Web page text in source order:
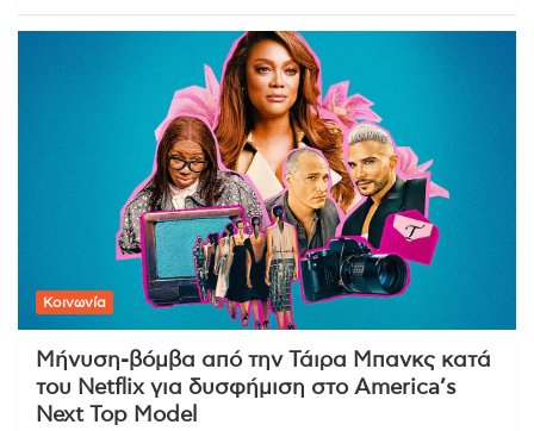
Κοινωνία
Μήνυση-βόμβα από την Τάιρα Μπανκς κατά
του Netflix για δυσφήμιση στο America’s
Next Top Model